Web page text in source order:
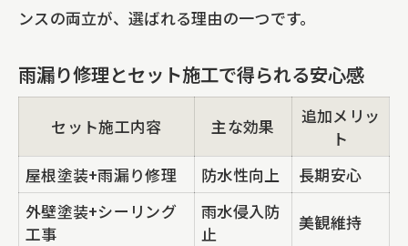
ンスの両立が、選ばれる理由の一つです。
雨漏り修理とセット施工で得られる安心感
セット施工内容 主な効果
追加メリッ
ト
屋根塗装+雨漏り修理
防水性向上
長期安心
外壁塗装+シーリング
工事
雨水侵入防
止
美観維持